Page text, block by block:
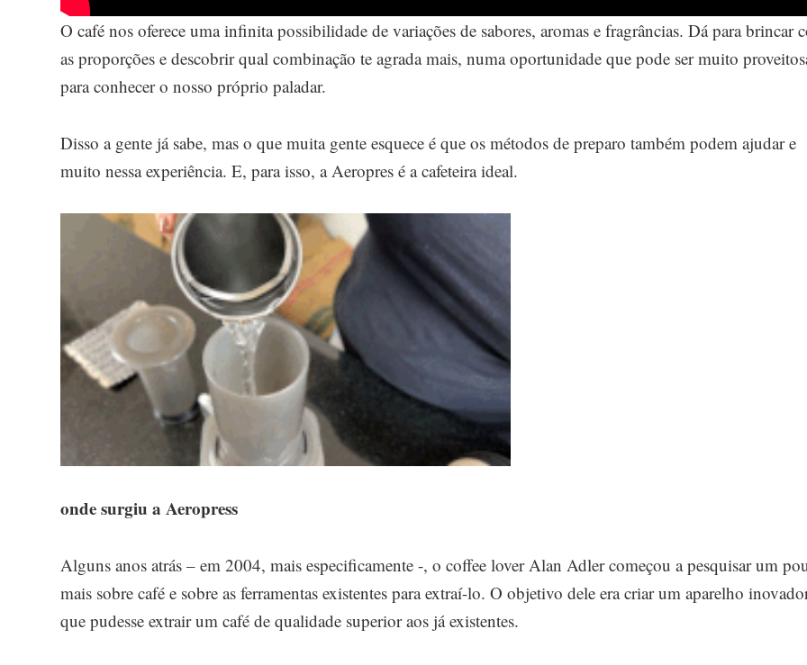
O café nos oferece uma infinita possibilidade de variações de sabores, aromas e fragrâncias. Dá para brincar
as proporções e descobrir qual combinação te agrada mais, numa oportunidade que pode ser muito
para conhecer o nosso próprio paladar.
Disso a gente já sabe, mas o que muita gente esquece é que os métodos de preparo também podem ajudar e
muito nessa experiência. E, para isso, a Aeropres é a cafeteira ideal.
onde surgiu a Aeropress
Alguns anos atrás – em 2004, mais especificamente -, o coffee lover Alan Adler começou a pesquisar um
mais sobre café e sobre as ferramentas existentes para extraí-lo. O objetivo dele era criar um aparelho
que pudesse extrair um café de qualidade superior aos já existentes.